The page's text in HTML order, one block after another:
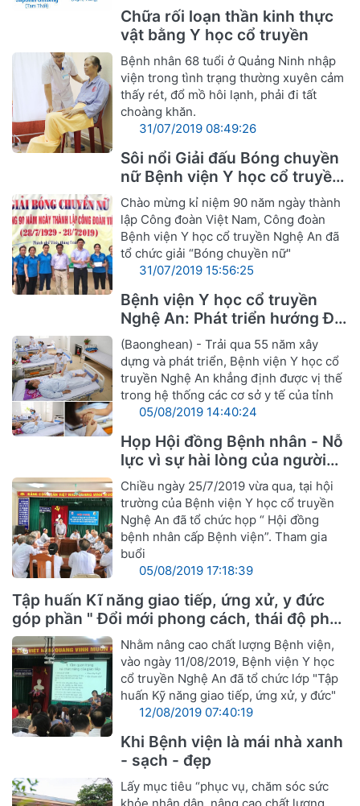
Chữa rối loạn thần kinh thực
vật bằng Y học cổ truyền
Bệnh nhân 68 tuổi ở Quảng Ninh nhập
viện trong tình trạng thường xuyên cảm
thấy rét, đổ mồ hôi lạnh, phải đi tất
choàng khăn.
31/07/2019 08:49:26
Sôi nổi Giải đấu Bóng chuyền
nữ Bệnh viện Y học cổ truyền
Nghệ An
Chào mừng kỉ niệm 90 năm ngày thành
lập Công đoàn Việt Nam, Công đoàn
Bệnh viện Y học cổ truyền Nghệ An đã
tổ chức giải “Bóng chuyền nữ"
31/07/2019 15:56:25
Bệnh viện Y học cổ truyền
Nghệ An: Phát triển hướng Đa
khoa Y, Dược cổ truyền
(Baonghean) - Trải qua 55 năm xây
dựng và phát triển, Bệnh viện Y học cổ
truyền Nghệ An khẳng định được vị thế
trong hệ thống các cơ sở y tế của tỉnh
05/08/2019 14:40:24
Họp Hội đồng Bệnh nhân - Nỗ
lực vì sự hài lòng của người
bệnh
Chiều ngày 25/7/2019 vừa qua, tại hội
trường của Bệnh viện Y học cổ truyền
Nghệ An đã tổ chức họp “ Hội đồng
bệnh nhân cấp Bệnh viện”. Tham gia
buổi
05/08/2019 17:18:39
Tập huấn Kĩ năng giao tiếp, ứng xử, y đức
góp phần " Đổi mới phong cách, thái độ phục
vụ cán bộ ngành Y hướng tới sự hài lòng
người bệnh"
Nhằm nâng cao chất lượng Bệnh viện,
vào ngày 11/08/2019, Bệnh viện Y học
cổ truyền Nghệ An đã tổ chức lớp "Tập
huấn Kỹ năng giao tiếp, ứng xử, y đức"
12/08/2019 07:40:19
Khi Bệnh viện là mái nhà xanh
- sạch - đẹp
Lấy mục tiêu “phục vụ, chăm sóc sức